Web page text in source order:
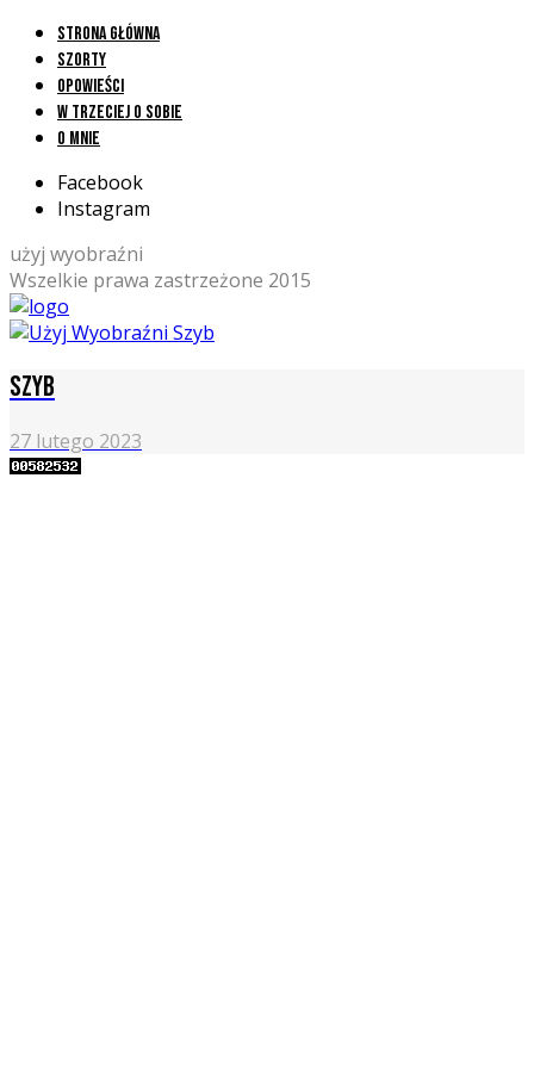
Strona główna
Szorty
Opowieści
W trzeciej o sobie
O mnie
Facebook
Instagram
użyj wyobraźni
Wszelkie prawa zastrzeżone 2015
Szyb
27 lutego 2023